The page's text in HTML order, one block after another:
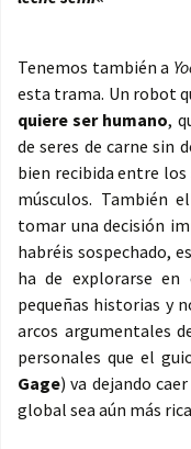
Tenemos también a
esta trama. Un robot
quiere ser humano,
de seres de carne sin
bien recibida entre los
músculos. También
tomar una decisión
habréis sospechado,
ha de explorarse en
pequeñas historias y
arcos argumentales
personales que el
Gage) va dejando
global sea aún más